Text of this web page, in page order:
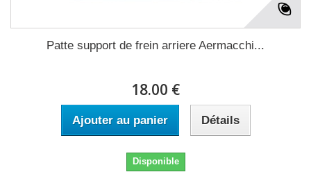
Patte support de frein arriere Aermacchi...
18.00 €
Ajouter au panier Détails
Disponible